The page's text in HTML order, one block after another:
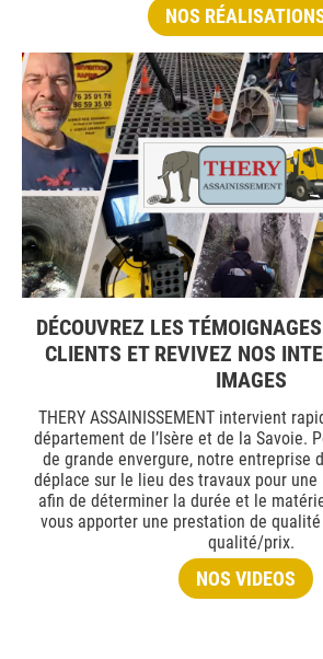
NOS
DÉCOUVREZ LES
CLIENTS ET REVIVEZ NOS
IMAGES
THERY ASSAINISSEMENT intervient
département de l’Isère et de la Savoie.
de grande envergure, notre entreprise
déplace sur le lieu des travaux pour
afin de déterminer la durée et le
vous apporter une prestation de
qualité/prix.
NOS VIDEOS